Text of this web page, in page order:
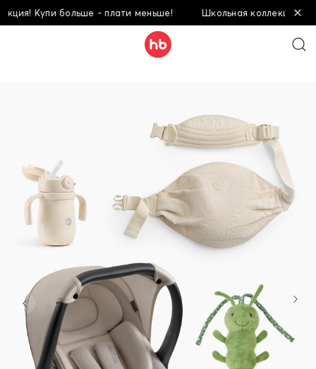
Купи больше - плати меньше! Школьная коллекция!